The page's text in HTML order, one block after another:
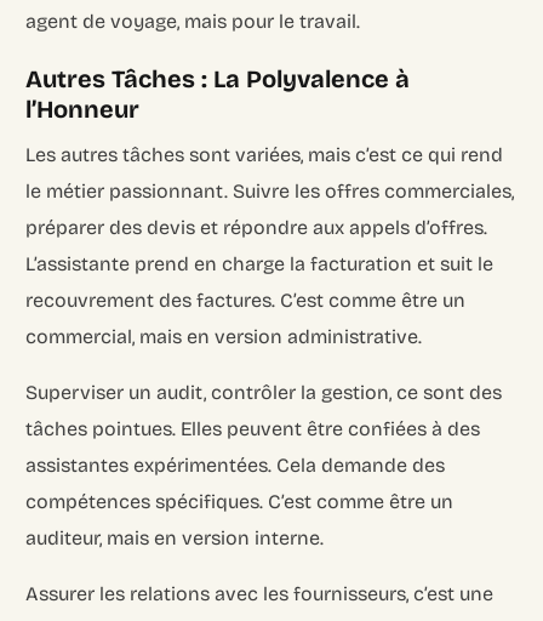
agent de voyage, mais pour le travail.
Autres Tâches : La Polyvalence à
l’Honneur
Les autres tâches sont variées, mais c’est ce qui rend
le métier passionnant. Suivre les offres commerciales,
préparer des devis et répondre aux appels d’offres.
L’assistante prend en charge la facturation et suit le
recouvrement des factures. C’est comme être un
commercial, mais en version administrative.
Superviser un audit, contrôler la gestion, ce sont des
tâches pointues. Elles peuvent être confiées à des
assistantes expérimentées. Cela demande des
compétences spécifiques. C’est comme être un
auditeur, mais en version interne.
Assurer les relations avec les fournisseurs, c’est une